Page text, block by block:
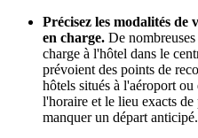
Précisez les modalités de
en charge. De
charge à l'hôtel dans le
prévoient des points de
hôtels situés à l'aéroport
l'horaire et le lieu exacts
manquer un départ anticipé.